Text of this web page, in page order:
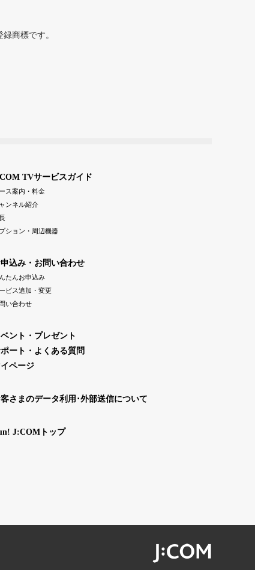
商標です。
TVサービスガイド
ス案内・料金
ンネル紹介
ション・周辺機器
込み・お問い合わせ
たんお申込み
ビス追加・変更
い合わせ
ント・プレゼント
ート・よくある質問
ページ
さまのデータ利用･外部送信について
J:COMトップ